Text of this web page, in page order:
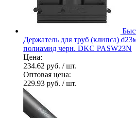
Держатель для труб (клипса)
полиамид черн. DKC PASW23N
Цена:
234.62 руб. / шт.
Оптовая цена:
229.93 руб. / шт.